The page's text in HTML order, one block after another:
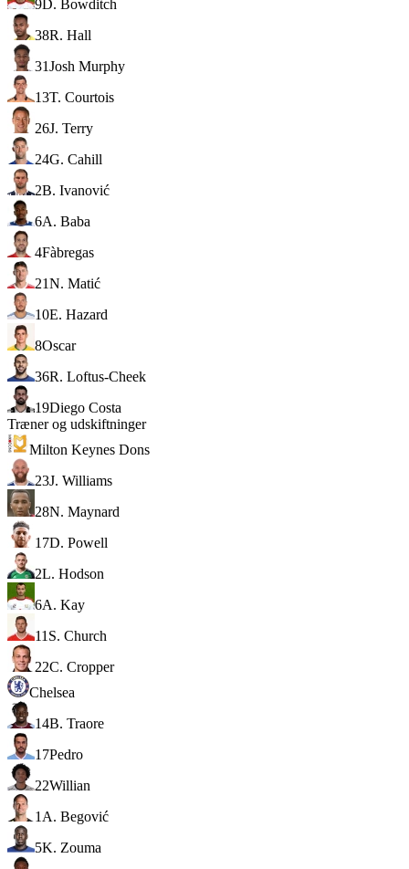
9 D. Bowditch
38R. Hall
31Josh Murphy
13T. Courtois
26J. Terry
24G. Cahill
2B. Ivanović
6A. Baba
4Fàbregas
21N. Matić
10E. Hazard
8Oscar
36R. Loftus-Cheek
19Diego Costa
Træner og udskiftninger
Milton Keynes Dons
23J. Williams
28N. Maynard
17D. Powell
2L. Hodson
6A. Kay
11 S. Church
22C. Cropper
Chelsea
14B. Traore
17Pedro
22Willian
1 A. Begović
5K. Zouma